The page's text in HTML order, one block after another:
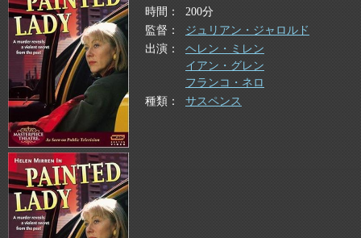
時間
200分
監督
ジュリアン・ジャロルド
出演
ヘレン・ミレン
イアン・グレン
フランコ・ネロ
種類
サスペンス